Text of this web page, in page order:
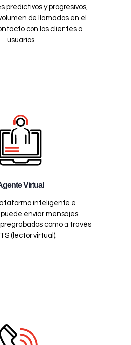
predictivos y progresivos,
de llamadas en el
con los clientes o
usuarios
Virtual
inteligente e
enviar mensajes
como a través
(lector virtual).